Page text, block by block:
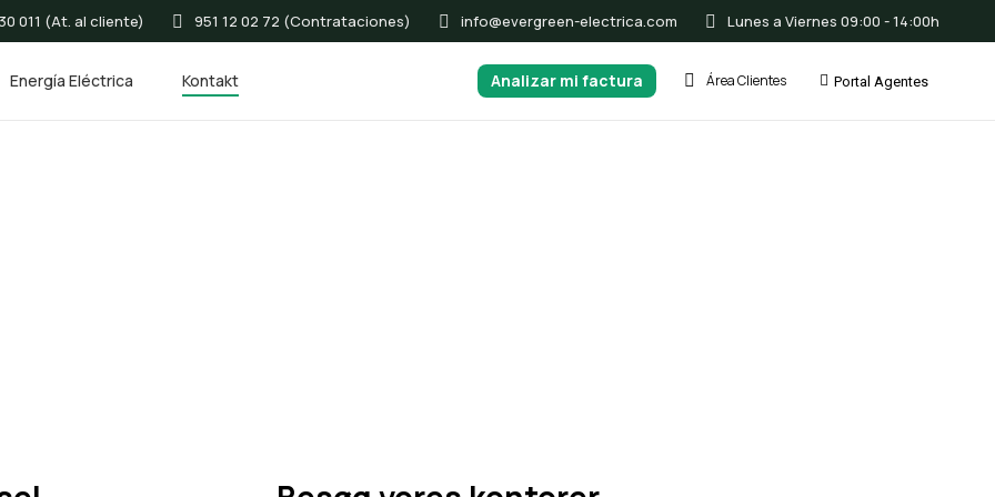
011 (At. al cliente) 951 12 02 72 (Contrataciones) info@evergreen-electrica.com Lunes a Viernes 09:00 - 14:00h
Energía Eléctrica Kontakt Analizar mi factura Área Clientes Portal Agentes